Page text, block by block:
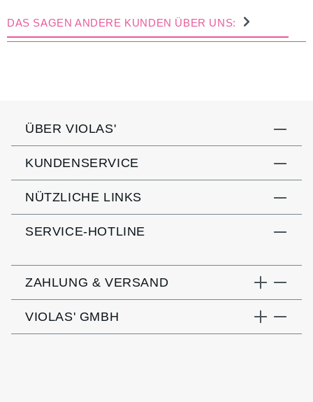
DAS SAGEN ANDERE KUNDEN ÜBER UNS:
ÜBER VIOLAS'
KUNDENSERVICE
NÜTZLICHE LINKS
SERVICE-HOTLINE
ZAHLUNG & VERSAND
VIOLAS' GMBH